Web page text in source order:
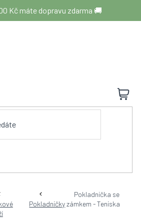
Kč máte dopravu zdarma 🚚
Pokladničky
Pokladnička se
zámkem - Teniska